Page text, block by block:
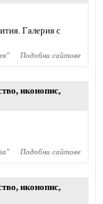
Галерия с
" Подобни сайтове
, иконопис,
" Подобни сайтове
, иконопис,